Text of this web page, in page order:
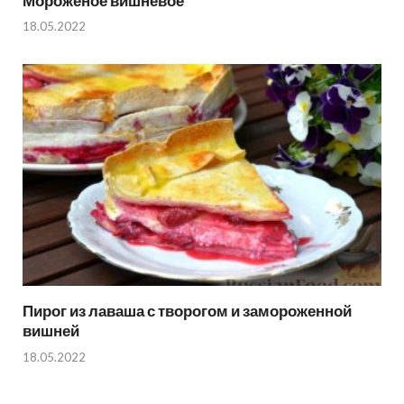
18.05.2022
Пирог из лаваша с творогом и замороженной
вишней
18.05.2022